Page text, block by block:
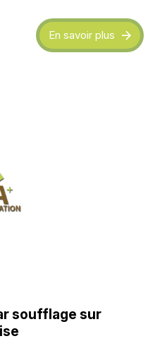
En savoir plus
soufflage sur